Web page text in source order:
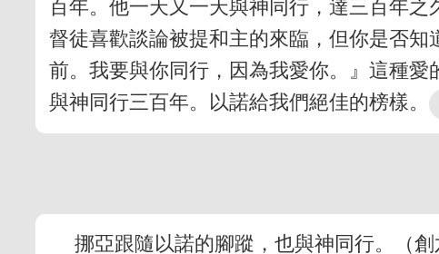
百年。他一天又一天與神同行，達三百年
督徒喜歡談論被提和主的來臨，但你是否
前。我要與你同行，因為我愛你。』這種
與神同行三百年。以諾給我們絕佳的榜樣。
挪亞跟隨以諾的腳蹤，也與神同行。（